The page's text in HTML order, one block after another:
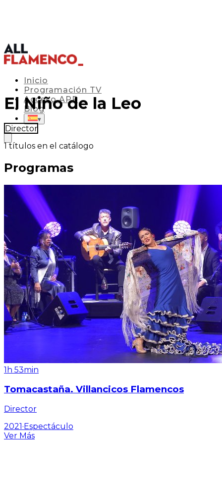
Inicio
Programación TV
Acceso APP
Blog
▾
El Niño de la Leo
Director
1 títulos en el catálogo
Programas
1h 53min
Tomacastaña. Villancicos Flamencos
Director
2021·Espectáculo
Ver Más